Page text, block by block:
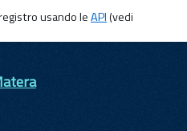
usando leAPI(vedi